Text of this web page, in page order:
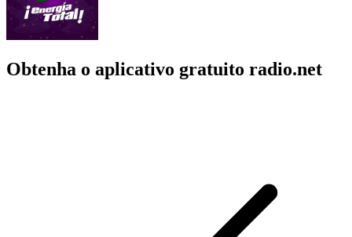
Obtenha o aplicativo gratuito radio.net